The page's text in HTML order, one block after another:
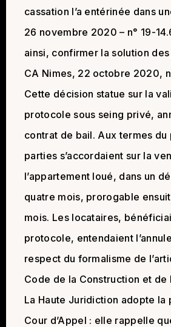
cassation l’a entérinée dans
26 novembre 2020 – n° 19-
ainsi, confirmer la solution
CA Nimes, 22 octobre 2020,
Cette décision statue sur la
protocole sous seing privé,
contrat de bail. Aux termes
parties s’accordaient sur la
l’appartement loué, dans un
quatre mois, prorogable
mois. Les locataires,
protocole, entendaient
respect du formalisme de
Code de la Construction et de
La Haute Juridiction adopte la
Cour d’Appel : elle rappelle